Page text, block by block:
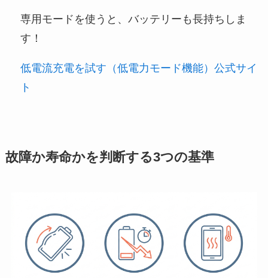
専用モードを使うと、バッテリーも長持ちしま
す！
低電流充電を試す（低電力モード機能）公式サイ
ト
故障か寿命かを判断する3つの基準